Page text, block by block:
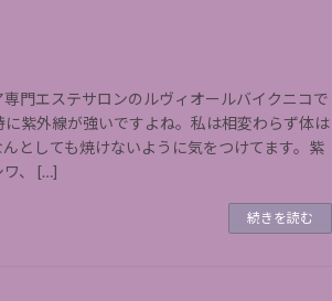
門エステサロンのルヴィオールバイクニコで
に紫外線が強いですよね。私は相変わらず体は
としても焼けないように気をつけてます。紫
ワ、 […]
続きを読む